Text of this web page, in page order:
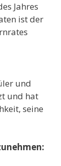
Jahres
ist der
und
und hat
seine